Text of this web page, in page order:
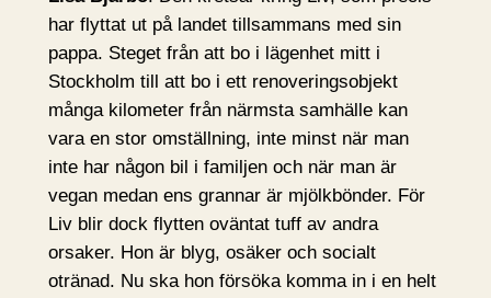
har flyttat ut på landet tillsammans med sin
pappa. Steget från att bo i lägenhet mitt i
Stockholm till att bo i ett renoveringsobjekt
många kilometer från närmsta samhälle kan
vara en stor omställning, inte minst när man
inte har någon bil i familjen och när man är
vegan medan ens grannar är mjölkbönder. För
Liv blir dock flytten oväntat tuff av andra
orsaker. Hon är blyg, osäker och socialt
otränad. Nu ska hon försöka komma in i en helt